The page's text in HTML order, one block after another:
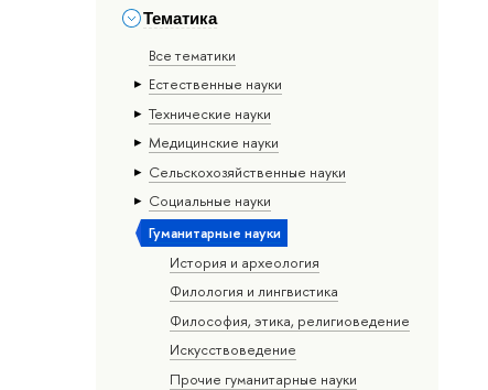
Тематика
Все тематики
Естественные науки
Тех­ничес­кие науки
Медицинские науки
Сельскохозяйственные науки
Социальные науки
Гуманитарные науки
История и археология
Филология и лингвистика
Философия, этика, религиоведение
Искусствоведение
Прочие гуманитарные науки